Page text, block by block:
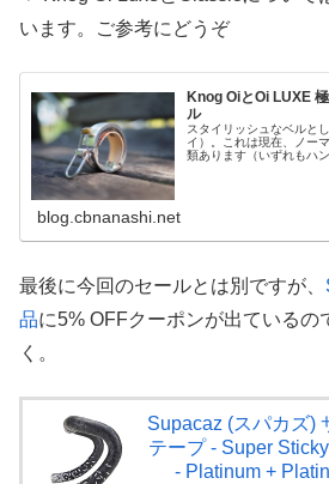
います。ご参考にどうぞ
Knog OiとOi LUXE
ル
スタイリッシュなベルと
イ）。これは現在、ノー
類あります（いずれもハ
blog.cbnanashi.net
最後に今回のセールとは別ですが、
品に5% OFFクーポンが出ているの
く。
Supacaz (スパカズ)
テープ - Super
- Platinum +